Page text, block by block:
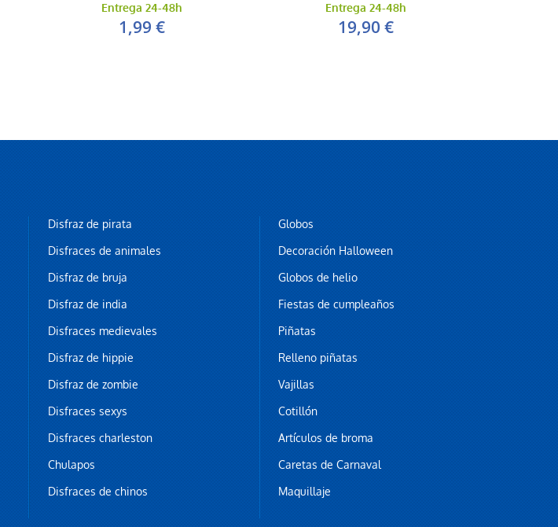
Entrega 24-48h
1,99 €
Entrega 24-48h
19,90 €
Disfraz de pirata
Disfraces de animales
Disfraz de bruja
Disfraz de india
Disfraces medievales
Disfraz de hippie
Disfraz de zombie
Disfraces sexys
Disfraces charleston
Chulapos
Disfraces de chinos
Globos
Decoración Halloween
Globos de helio
Fiestas de cumpleaños
Piñatas
Relleno piñatas
Vajillas
Cotillón
Artículos de broma
Caretas de Carnaval
Maquillaje